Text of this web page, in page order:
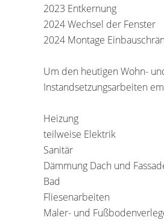
2023 Entkernung
2024 Wechsel der Fenster
2024 Montage
Um den heutigen Wohn-
Instandsetzungsarbeiten
Heizung
teilweise Elektrik
Sanitär
Dämmung Dach und
Bad
Fliesenarbeiten
Maler- und